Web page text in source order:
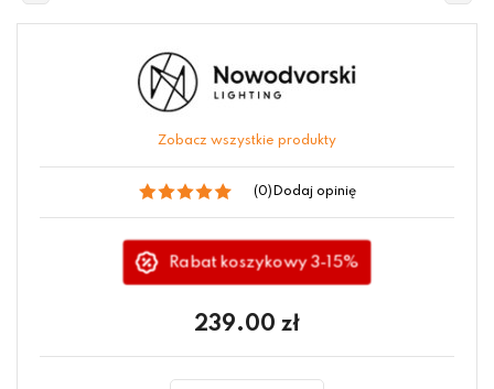
Zobacz wszystkie produkty
(0) Dodaj opinię
Rabat koszykowy 3-15%
239.00 zł